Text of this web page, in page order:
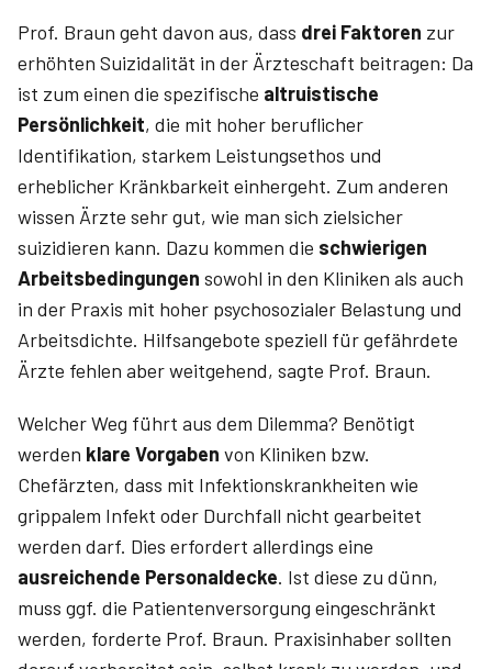
Prof. Braun geht davon aus, dass drei Faktoren zur
erhöhten Suizidalität in der Ärzteschaft beitragen: Da
ist zum einen die spezifische altruistische
Persönlichkeit, die mit hoher beruflicher
Identifikation, starkem Leistungsethos und
erheblicher Kränkbarkeit einhergeht. Zum anderen
wissen Ärzte sehr gut, wie man sich zielsicher
suizidieren kann. Dazu kommen die schwierigen
Arbeitsbedingungen sowohl in den Kliniken als auch
in der Praxis mit hoher psychosozialer Belastung und
Arbeitsdichte. Hilfsangebote speziell für gefährdete
Ärzte fehlen aber weitgehend, sagte Prof. Braun.
Welcher Weg führt aus dem Dilemma? Benötigt
werden klare Vorgaben von Kliniken bzw.
Chefärzten, dass mit Infektionskrankheiten wie
grippalem Infekt oder Durchfall nicht gearbeitet
werden darf. Dies erfordert allerdings eine
ausreichende Personaldecke. Ist diese zu dünn,
muss ggf. die Patientenversorgung eingeschränkt
werden, forderte Prof. Braun. Praxisinhaber sollten